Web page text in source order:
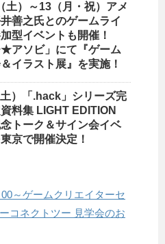
土）～13（月・祝）アメ
善之氏とのゲームライ
型イベントも開催！
★アソビ」にて『ゲーム
イラスト展』を実施！
）「.hack」シリーズ完
料集 LIGHT EDITION
トーク＆サイン会イベ
京で開催決定！
～ゲームクリエイターセ
コネクトツー 見学会のお